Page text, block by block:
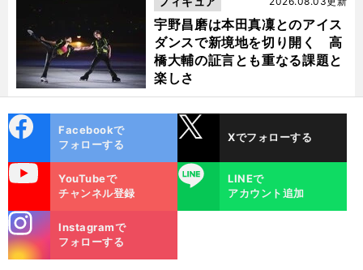
宇野昌磨は本田真凜とのアイス
ダンスで新境地を切り開く 高
橋大輔の証言とも重なる課題と
楽しさ
ok
Facebookで
フォローする
Xでフォローする
YouTubeで
チャンネル登録
LINE
LINEで
アカウント追加
m
Instagramで
フォローする